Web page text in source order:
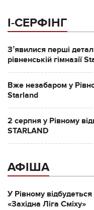
І-СЕРФІНГ
Зʼявилися перші
рівненській гімназії
Вже незабаром у
Starland
2 серпня у Рівному
STARLAND
АФІША
У Рівному
«Західна Ліга Сміху»